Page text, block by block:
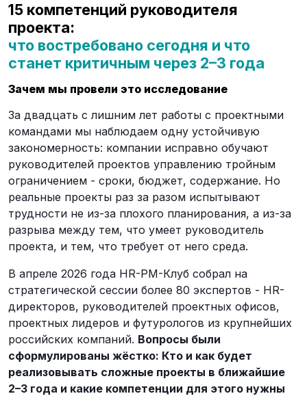
15 компетенций руководителя
проекта:
что востребовано сегодня и что
станет критичным через 2–3 года
Зачем мы провели это исследование
За двадцать с лишним лет работы с проектными
командами мы наблюдаем одну устойчивую
закономерность: компании исправно обучают
руководителей проектов управлению тройным
ограничением - сроки, бюджет, содержание. Но
реальные проекты раз за разом испытывают
трудности не из-за плохого планирования, а из-за
разрыва между тем, что умеет руководитель
проекта, и тем, что требует от него среда.
В апреле 2026 года HR-PM-Клуб собрал на
стратегической сессии более 80 экспертов - HR-
директоров, руководителей проектных офисов,
проектных лидеров и футурологов из крупнейших
российских компаний. Вопросы были
сформулированы жёстко: Кто и как будет
реализовывать сложные проекты в ближайшие
2–3 года и какие компетенции для этого нужны